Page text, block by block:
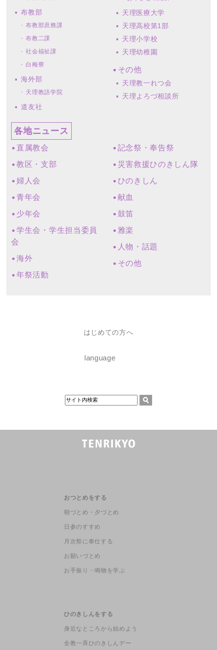
布教部
布教部庶務課
布教二課
社会福祉課
白梅寮
海外部
天理教語学院
道友社
天理医療大学
天理高校第1部
天理小学校
天理幼稚園
その他
天理教一れつ会
天理よろづ相談所
各地ニュース
直属教会
教区・支部
婦人会
青年会
少年会
学生会・学生担当委員
会
海外
年祭活動
記念祭・奉告祭
災害救援ひのきしん隊
ひのきしん
献血
鼓笛
雅楽
人物・話題
その他
はじめての方へ
language
おつとめをする
朝づとめ・夕づとめ
日参のすすめ
月次祭に奉仕する
お願いづとめ
お手振り・鳴物を学ぶ
ひのきしんをする
身近なところから始めよう
全教一斉ひのきしんデー